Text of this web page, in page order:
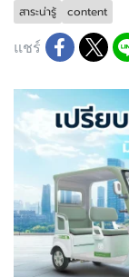
สาระน่ารู้ content
แชร์